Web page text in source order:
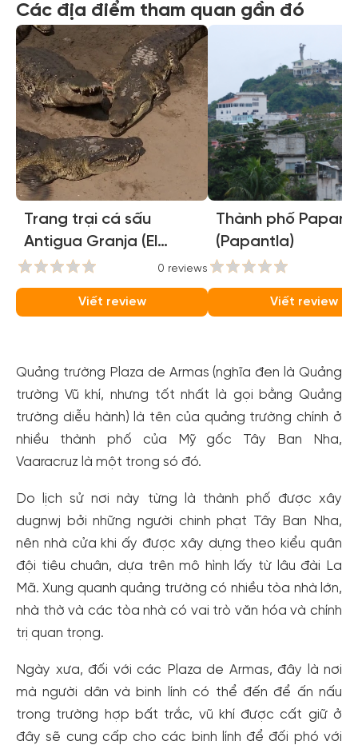
Các địa điểm tham quan gần đó
Trang trại cá sấu
Antigua Granja (El
Colibri de la Antigua
Granja de Cocodrilos)
0 reviews
Viết review
Thành phố
(Papantla)
Viết review
Quảng trường Plaza de Armas (nghĩa đen là Quảng
trường Vũ khí, nhưng tốt nhất là gọi bằng Quảng
trường diễu hành) là tên của quảng trường chính ở
nhiều thành phố của Mỹ gốc Tây Ban Nha,
Vaaracruz là một trong só đó.
Do lịch sử nơi này từng là thành phố được xây
dugnwj bởi những người chinh phạt Tây Ban Nha,
nên nhà cửa khi ấy được xây dựng theo kiểu quân
đội tiêu chuân, dựa trên mô hình lấy từ lâu đài La
Mã. Xung quanh quảng trường có nhiều tòa nhà lớn,
nhà thờ và các tòa nhà có vai trò văn hóa và chính
trị quan trọng.
Ngày xưa, đối với các Plaza de Armas, đây là nơi
mà người dân và binh lính có thể đến để ấn nấu
trong trường hợp bất trắc, vũ khí được cất giữ ở
đây sẽ cung cấp cho các binh lính để đối phó với
Tạo tài khoản nhanh - nhận nhiều ưu
đãi!